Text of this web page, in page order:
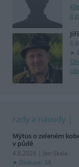
ji
rady a návody
Mýtus o zeleném
v půdě
4.8.2026 | Jan Skala
Diskuse: 34